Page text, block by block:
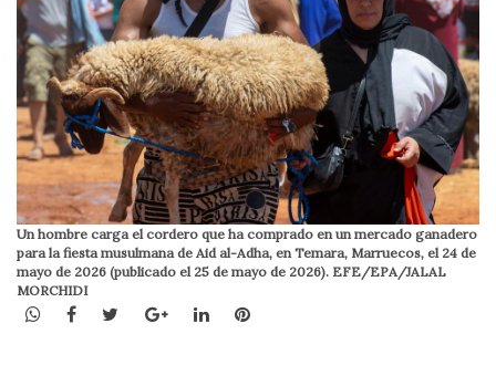
Un hombre carga el cordero que ha comprado en un mercado ganadero
para la fiesta musulmana de Aid al-Adha, en Temara, Marruecos, el 24 de
mayo de 2026 (publicado el 25 de mayo de 2026). EFE/EPA/JALAL
MORCHIDI
WhatsApp
Facebook
TwitterGoogle+LinkedInPinterest